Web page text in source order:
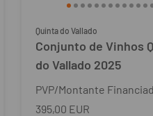
Quinta do Vallado
Conjunto de Vinhos
do Vallado 2025
PVP/Montante
395,00 EUR